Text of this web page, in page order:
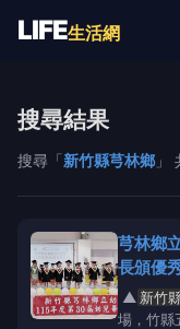
LIFE生活網
搜尋結果
搜尋「新竹縣芎林鄉」
芎林鄉
長頒優
▲ 新竹
場，竹縣